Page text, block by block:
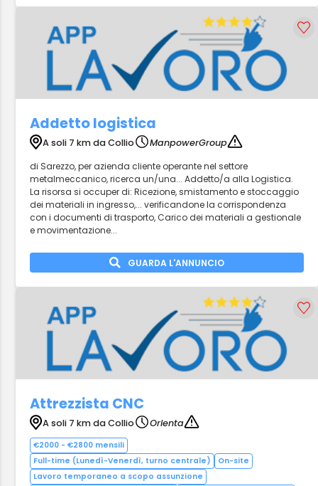
Addetto logistica
A soli 7 km da Collio
ManpowerGroup
di Sarezzo, per azienda cliente operante nel settore
metalmeccanico, ricerca un/una... Addetto/a alla Logistica.
La risorsa si occuper di: Ricezione, smistamento e stoccaggio
dei materiali in ingresso,... verificandone la corrispondenza
con i documenti di trasporto, Carico dei materiali a gestionale
e movimentazione...
GUARDA L'ANNUNCIO
Attrezzista CNC
A soli 7 km da Collio Orienta
€2000 - €2800 mensili
Full-time (Lunedì-Venerdì, turno centrale)
On-site
Lavoro temporaneo a scopo assunzione